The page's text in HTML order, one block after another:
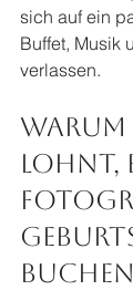
sich auf ein
Buffet, Musik
verlassen.
Warum
lohnt,
buchen